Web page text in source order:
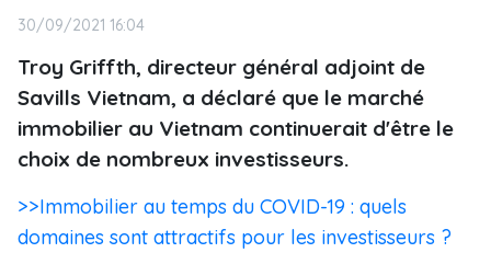
30/09/2021 16:04
Troy Griffth, directeur général adjoint de
Savills Vietnam, a déclaré que le marché
immobilier au Vietnam continuerait d'être le
choix de nombreux investisseurs.
>>Immobilier au temps du COVID-19 : quels
domaines sont attractifs pour les investisseurs ?